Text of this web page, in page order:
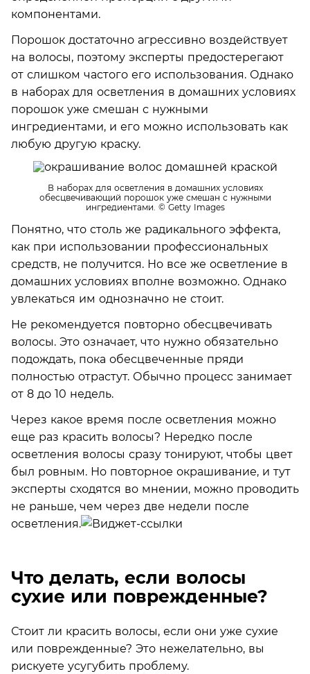
компонентами.
Порошок достаточно агрессивно воздействует
на волосы, поэтому эксперты предостерегают
от слишком частого его использования. Однако
в наборах для осветления в домашних условиях
порошок уже смешан с нужными
ингредиентами, и его можно использовать как
любую другую краску.
В наборах для осветления в домашних условиях
обесцвечивающий порошок уже смешан с нужными
ингредиентами. © Getty Images
Понятно, что столь же радикального эффекта,
как при использовании профессиональных
средств, не получится. Но все же осветление в
домашних условиях вполне возможно. Однако
увлекаться им однозначно не стоит.
Не рекомендуется повторно обесцвечивать
волосы. Это означает, что нужно обязательно
подождать, пока обесцвеченные пряди
полностью отрастут. Обычно процесс занимает
от 8 до 10 недель.
Через какое время после осветления можно
еще раз красить волосы? Нередко после
осветления волосы сразу тонируют, чтобы цвет
был ровным. Но повторное окрашивание, и тут
эксперты сходятся во мнении, можно проводить
не раньше, чем через две недели после
осветления.
Что делать, если волосы
сухие или поврежденные?
Стоит ли красить волосы, если они уже сухие
или поврежденные? Это нежелательно, вы
рискуете усугубить проблему.